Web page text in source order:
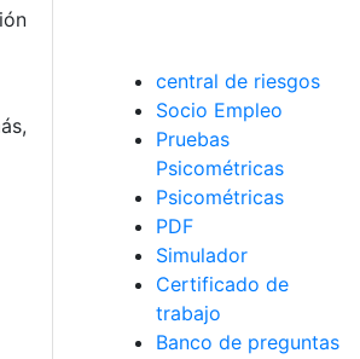
central de riesgos
Socio Empleo
Pruebas
Psicométricas
Psicométricas
PDF
Simulador
Certificado de
trabajo
Banco de preguntas